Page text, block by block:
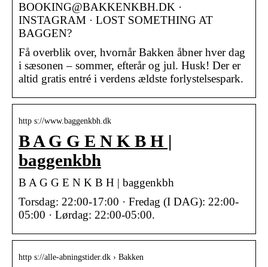
BOOKING@BAKKENKBH.DK ·
INSTAGRAM · LOST SOMETHING AT
BAGGEN?
Få overblik over, hvornår Bakken åbner hver dag
i sæsonen – sommer, efterår og jul. Husk! Der er
altid gratis entré i verdens ældste forlystelsespark.
http s://www.baggenkbh.dk
B A G G E N K B H |
baggenkbh
B A G G E N K B H | baggenkbh
Torsdag: 22:00-17:00 · Fredag (I DAG): 22:00-
05:00 · Lørdag: 22:00-05:00.
http s://alle-abningstider.dk › Bakken